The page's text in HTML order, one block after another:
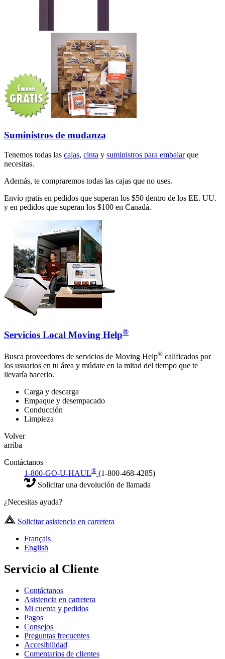
Suministros de mudanza
Tenemos todas las cajas, cinta y suministros para embalarque
necesitas.
Además, te compraremos todas las cajas que no uses.
Envío gratis en pedidos que superan los $50 dentro de los EE. UU.
y en pedidos que superan los $100 en Canadá.
Servicios Local Moving Help®
Busca proveedores de servicios de Moving Help® calificados por
los usuarios en tu área y múdate en la mitad del tiempo que te
llevaría hacerlo.
Carga y descarga
Empaque y desempacado
Conducción
Limpieza
Volver
arriba
Contáctanos
1-800-GO-U-HAUL® (1-800-468-4285)
Solicitar una devolución de llamada
¿Necesitas ayuda?
Solicitar asistencia en carretera
Français
English
Servicio al Cliente
Contáctanos
Asistencia en carretera
Mi cuenta y pedidos
Pagos
Consejos
Preguntas frecuentes
Accesibilidad
Comentarios de clientes